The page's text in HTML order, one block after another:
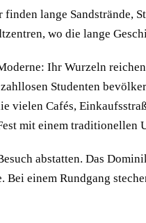
lange Sandstrände,
wo die lange
Ihr Wurzeln
Studenten
vielen Cafés,
mit einem traditionellen
abstatten. Das
einem Rundgang